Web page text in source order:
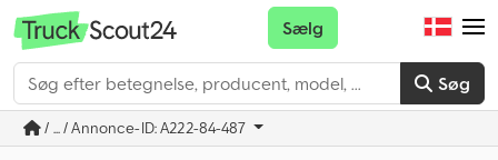
Søg
Sælg
/ ... / Annonce-ID: A222-84-487